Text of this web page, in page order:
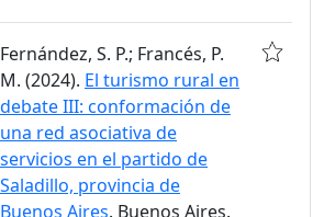
Fernández, S. P.; Francés, P.
M. (2024). El turismo rural en
debate III: conformación de
una red asociativa de
servicios en el partido de
Saladillo, provincia de
Buenos Aires. Buenos Aires.